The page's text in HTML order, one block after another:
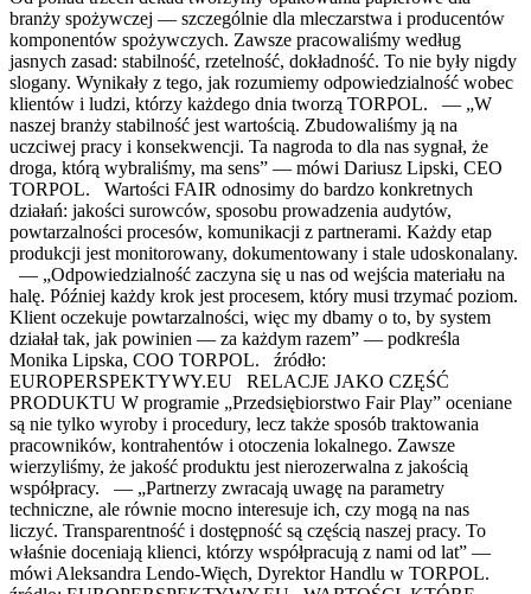
branży spożywczej — szczególnie dla mleczarstwa i producentów
komponentów spożywczych. Zawsze pracowaliśmy według
jasnych zasad: stabilność, rzetelność, dokładność. To nie były nigdy
slogany. Wynikały z tego, jak rozumiemy odpowiedzialność wobec
klientów i ludzi, którzy każdego dnia tworzą TORPOL. — „W
naszej branży stabilność jest wartością. Zbudowaliśmy ją na
uczciwej pracy i konsekwencji. Ta nagroda to dla nas sygnał, że
droga, którą wybraliśmy, ma sens” — mówi Dariusz Lipski, CEO
TORPOL. Wartości FAIR odnosimy do bardzo konkretnych
działań: jakości surowców, sposobu prowadzenia audytów,
powtarzalności procesów, komunikacji z partnerami. Każdy etap
produkcji jest monitorowany, dokumentowany i stale udoskonalany.
— „Odpowiedzialność zaczyna się u nas od wejścia materiału na
halę. Później każdy krok jest procesem, który musi trzymać poziom.
Klient oczekuje powtarzalności, więc my dbamy o to, by system
działał tak, jak powinien — za każdym razem” — podkreśla
Monika Lipska, COO TORPOL. źródło:
EUROPERSPEKTYWY.EU RELACJE JAKO CZĘŚĆ
PRODUKTU W programie „Przedsiębiorstwo Fair Play” oceniane
są nie tylko wyroby i procedury, lecz także sposób traktowania
pracowników, kontrahentów i otoczenia lokalnego. Zawsze
wierzyliśmy, że jakość produktu jest nierozerwalna z jakością
współpracy. — „Partnerzy zwracają uwagę na parametry
techniczne, ale równie mocno interesuje ich, czy mogą na nas
liczyć. Transparentność i dostępność są częścią naszej pracy. To
właśnie doceniają klienci, którzy współpracują z nami od lat” —
mówi Aleksandra Lendo-Więch, Dyrektor Handlu w TORPOL.